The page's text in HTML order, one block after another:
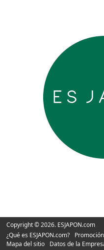
Copyright © 2026. ESJAPON.com
¿Qué es ESJAPON.com?
Mapa del sitio
Datos de la